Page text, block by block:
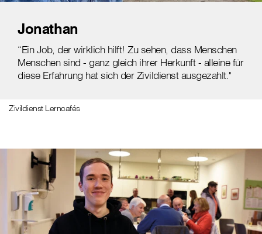
Jonathan
“Ein Job, der wirklich hilft! Zu sehen, dass Menschen
Menschen sind - ganz gleich ihrer Herkunft - alleine für
diese Erfahrung hat sich der Zivildienst ausgezahlt."
Zivildienst Lerncafés